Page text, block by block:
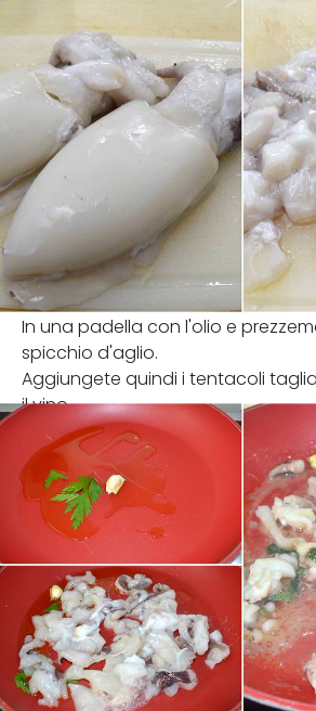
In una padella con l'olio e
spicchio d'aglio.
Aggiungete quindi i tentacoli
il vino.